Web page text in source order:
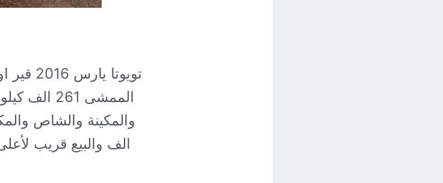
تويوتا يارس 2016 قير اوتماتيك بنزين
الممشى
الف والبيع قريب